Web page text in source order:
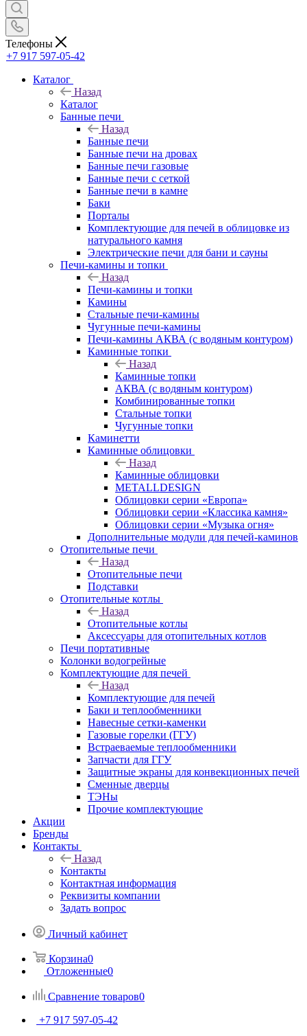
Телефоны
+7 917 597-05-42
Каталог
Назад
Каталог
Банные печи
Назад
Банные печи
Банные печи на дровах
Банные печи газовые
Банные печи с сеткой
Банные печи в камне
Баки
Порталы
Комплектующие для печей в облицовке из
натурального камня
Электрические печи для бани и сауны
Печи-камины и топки
Назад
Печи-камины и топки
Камины
Стальные печи-камины
Чугунные печи-камины
Печи-камины АКВА (с водяным контуром)
Каминные топки
Назад
Каминные топки
АКВА (с водяным контуром)
Комбинированные топки
Стальные топки
Чугунные топки
Каминетти
Каминные облицовки
Назад
Каминные облицовки
METALLDESIGN
Облицовки серии «Европа»
Облицовки серии «Классика камня»
Облицовки серии «Музыка огня»
Дополнительные модули для печей-каминов
Отопительные печи
Назад
Отопительные печи
Подставки
Отопительные котлы
Назад
Отопительные котлы
Аксессуары для отопительных котлов
Печи портативные
Колонки водогрейные
Комплектующие для печей
Назад
Комплектующие для печей
Баки и теплообменники
Навесные сетки-каменки
Газовые горелки (ГГУ)
Встраеваемые теплообменники
Запчасти для ГГУ
Защитные экраны для конвекционных печей
Сменные дверцы
ТЭНы
Прочие комплектующие
Акции
Бренды
Контакты
Назад
Контакты
Контактная информация
Реквизиты компании
Задать вопрос
Личный кабинет
Корзина0
Отложенные0
Сравнение товаров0
+7 917 597-05-42